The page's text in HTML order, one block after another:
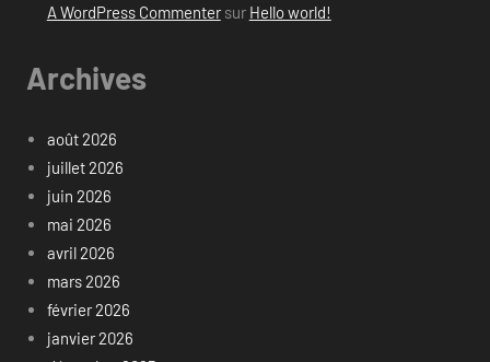
A WordPress Commentersur Hello world!
Archives
août 2026
juillet 2026
juin 2026
mai 2026
avril 2026
mars 2026
février 2026
janvier 2026